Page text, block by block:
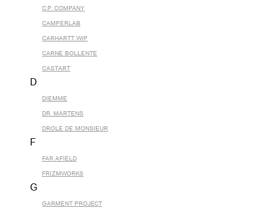
C.P. COMPANY
CAMPERLAB
CARHARTT WIP
CARNE BOLLENTE
CASTART
D
DIEMME
DR. MARTENS
DROLE DE MONSIEUR
F
FAR AFIELD
FRIZMWORKS
G
GARMENT PROJECT